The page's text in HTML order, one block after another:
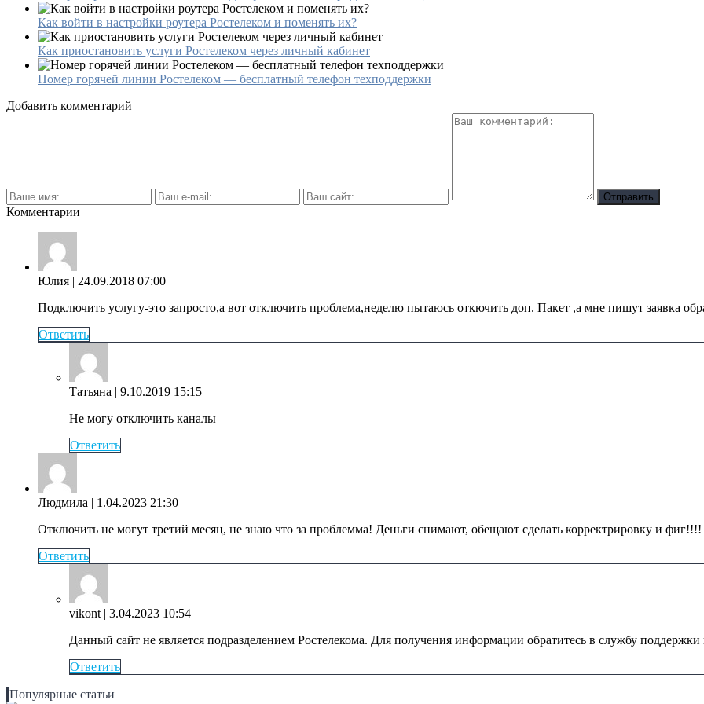
Как войти в настройки роутера Ростелеком и поменять их?
Как приостановить услуги Ростелеком через личный кабинет
Номер горячей линии Ростелеком — бесплатный телефон техподдержки
Добавить комментарий
Комментарии
Юлия | 24.09.2018 07:00
Подключить услугу-это запросто,а вот отключить проблема,неделю пытаюсь откючить доп. Пакет ,а мне пишут заявка
Ответить
Татьяна | 9.10.2019 15:15
Не могу отключить каналы
Ответить
Людмила | 1.04.2023 21:30
Отключить не могут третий месяц, не знаю что за проблемма! Деньги снимают, обещают сделать корректрировку и фиг!!!!
Ответить
vikont | 3.04.2023 10:54
Данный сайт не является подразделением Ростелекома. Для получения информации обратитесь в службу
Ответить
Популярные статьи